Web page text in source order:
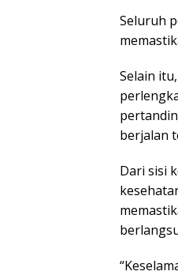
Seluruh
Selain
berjalan
Dari sisi